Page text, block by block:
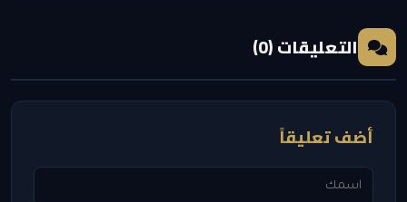
التعليقات (0)
أضف تعليقاً